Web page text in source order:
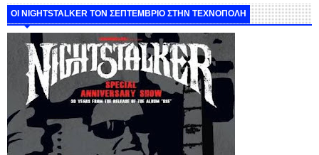
ΟΙ NIGHTSTALKER ΤΟΝ ΣΕΠΤΕΜΒΡΙΟ ΣΤΗΝ ΤΕΧΝΟΠΟΛΗ